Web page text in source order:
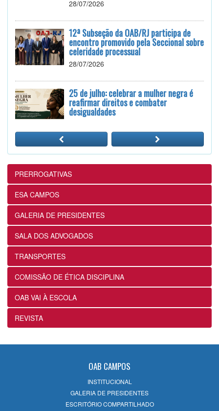
28/07/2026
12ª Subseção da OAB/RJ participa de
encontro promovido pela Seccional sobre
celeridade processual
28/07/2026
25 de julho: celebrar a mulher negra é
reafirmar direitos e combater
desigualdades
12ª Subseção e ESA realizam
Masterclass sobre Crimes Eleitorais na
Prática
24/07/2026
12ª Subseção e ESA alinham projetos e
ações voltados ao fortalecimento dos
futuros advogados
24/07/2026
OABRJ disponibiliza repositório de
manuais e cartilhas digitais para apoiar
a advocacia fluminense
22/07/2026
expressamente a natureza alimentar dos
12ª Subseção da OAB prepara semana
PRERROGATIVAS
ESA CAMPOS
GALERIA DE PRESIDENTES
SALA DOS ADVOGADOS
TRANSPORTES
COMISSÃO DE ÉTICA DISCIPLINA
OAB VAI À ESCOLA
REVISTA
OAB CAMPOS
INSTITUCIONAL
GALERIA DE PRESIDENTES
ESCRITÓRIO COMPARTILHADO